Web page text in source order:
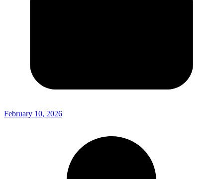
February 10, 2026